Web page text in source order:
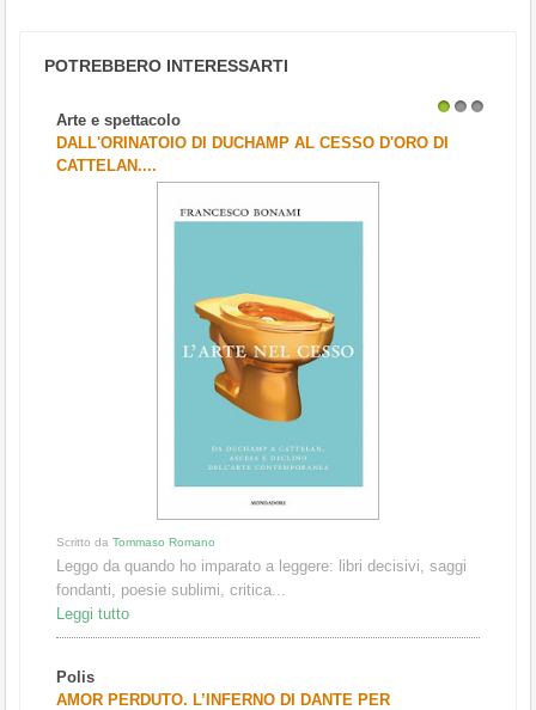
POTREBBERO INTERESSARTI
Arte e spettacolo
DALL'ORINATOIO DI DUCHAMP AL CESSO D'ORO DI
CATTELAN....
Scritto da Tommaso Romano
Leggo da quando ho imparato a leggere: libri decisivi, saggi
fondanti, poesie sublimi, critica...
Leggi tutto
Polis
AMOR PERDUTO. L’INFERNO DI DANTE PER